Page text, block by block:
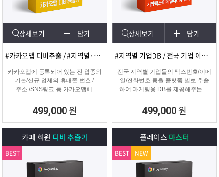
상세보기 담기
#카카오맵 디비추출 / #지역별·키워드별 DB 추출
카카오맵에 등록되어 있는 전 업종의
기본/신규 업체의 휴대폰 번호 /
주소 /SNS링크 등 카카오맵에
수집하는 DB추출 프로그램
499,000 원
상세보기 담기
#지역별 기업DB / 전국 기업 이메일 및 팩스
전국 지역별 기업들의 팩스번호/이메
일/전화번호 등을 플랫폼 별로 추출
하여 마케팅용 DB를 제공해주는 프
499,000 원
카페 회원 디비 추출기
BEST
플레이스 마스터
BEST NEW